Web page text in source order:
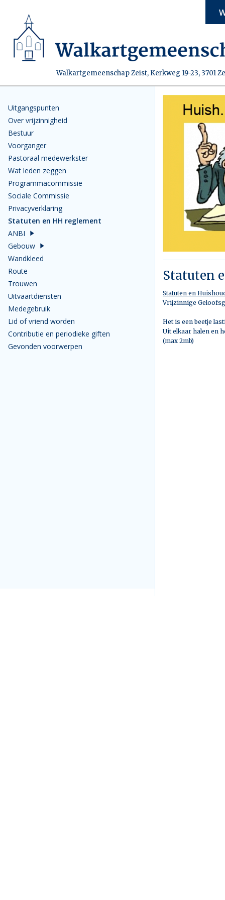
Walkartgemeenschap Zeist, Kerkweg 19-23, 3701
Uitgangspunten
Over vrijzinnigheid
Bestuur
Voorganger
Pastoraal medewerkster
Wat leden zeggen
Programmacommissie
Sociale Commissie
Privacyverklaring
Statuten en HH reglement
ANBI
Gebouw
Wandkleed
Route
Trouwen
Uitvaartdiensten
Medegebruik
Lid of vriend worden
Contributie en periodieke giften
Gevonden voorwerpen
Statuten
Statuten en
Vrijzinnige
Het is een beetje
Uit elkaar halen en
(max 2mb)